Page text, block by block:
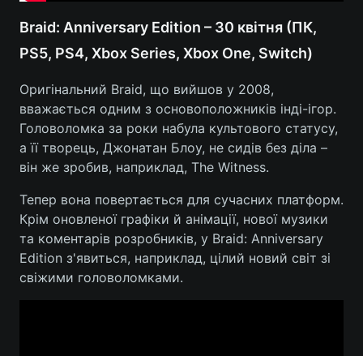
Braid: Anniversary Edition – 30 квітня (ПК,
PS5, PS4, Xbox Series, Xbox One, Switch)
Оригінальний Braid, що вийшов у 2008,
вважається одним з основоположників інді-ігор.
Головоломка за роки набула культового статусу,
а її творець, Джонатан Блоу, не сидів без діла –
він же зробив, наприклад, The Witness.
Тепер вона повертається для сучасних платформ.
Крім оновленої графіки й анімації, нової музики
та коментарів розробників, у Braid: Anniversary
Edition з'явиться, наприклад, цілий новий світ зі
свіжими головоломками.